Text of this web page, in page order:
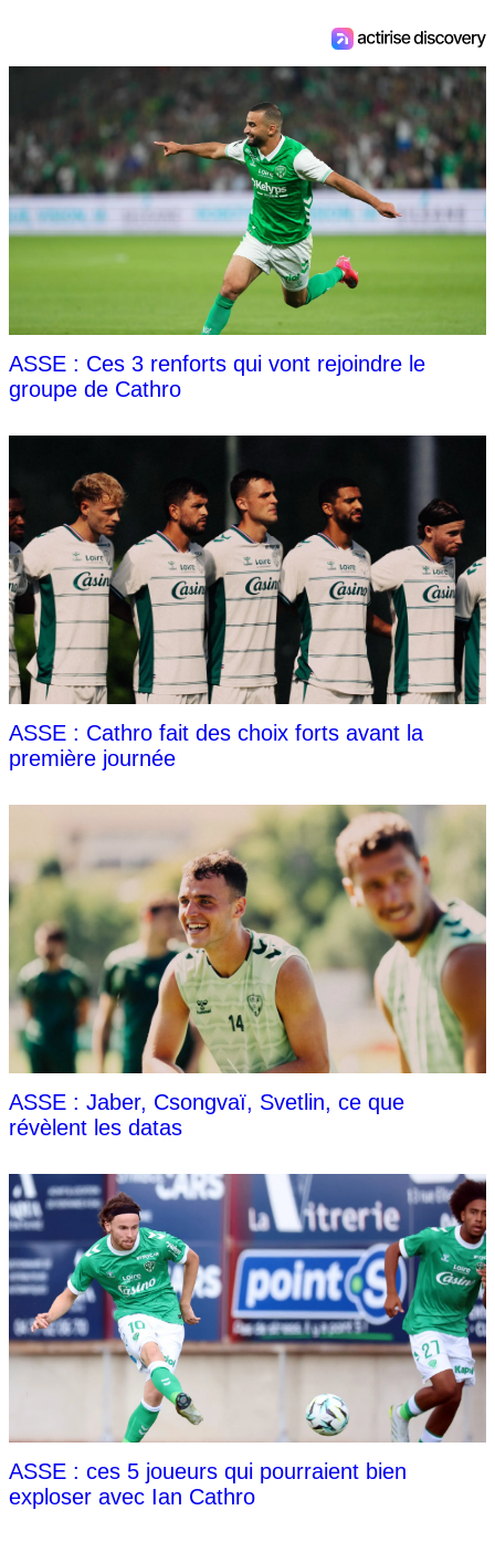
ASSE : Ces 3 renforts qui vont rejoindre le
groupe de Cathro
ASSE : Cathro fait des choix forts avant la
première journée
ASSE : Jaber, Csongvaï, Svetlin, ce que
révèlent les datas
ASSE : ces 5 joueurs qui pourraient bien
exploser avec Ian Cathro